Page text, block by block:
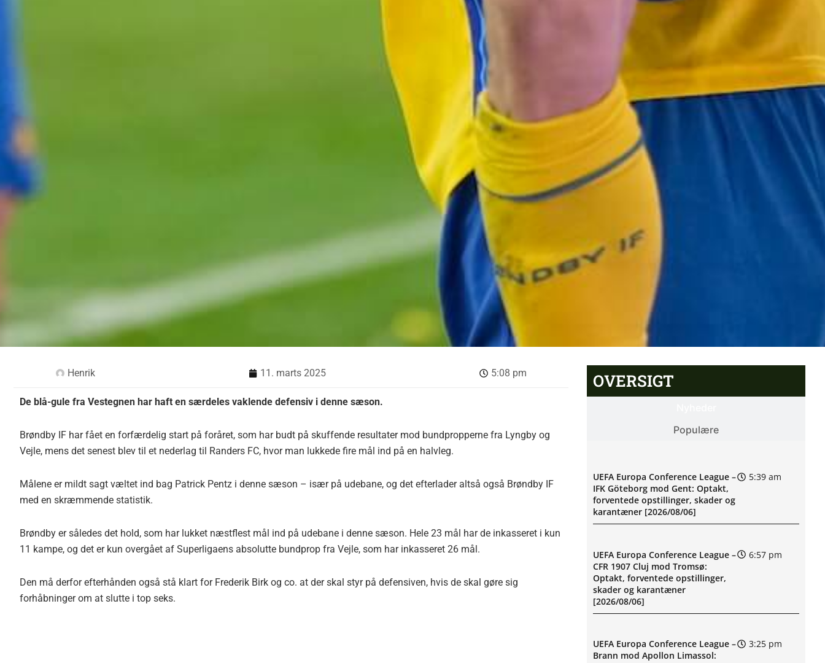
Henrik 11. marts 2025 5:08 pm
De blå-gule fra Vestegnen har haft en særdeles vaklende defensiv i denne sæson.
Brøndby IF har fået en forfærdelig start på foråret, som har budt på skuffende resultater mod bundpropperne fra Lyngby og
Vejle, mens det senest blev til et nederlag til Randers FC, hvor man lukkede fire mål ind på en halvleg.
Målene er mildt sagt væltet ind bag Patrick Pentz i denne sæson – især på udebane, og det efterlader altså også Brøndby IF
med en skræmmende statistik.
Brøndby er således det hold, som har lukket næstflest mål ind på udebane i denne sæson. Hele 23 mål har de inkasseret i kun
11 kampe, og det er kun overgået af Superligaens absolutte bundprop fra Vejle, som har inkasseret 26 mål.
Den må derfor efterhånden også stå klart for Frederik Birk og co. at der skal styr på defensiven, hvis de skal gøre sig
forhåbninger om at slutte i top seks.
OVERSIGT
Populære
UEFA Europa Conference League –
IFK Göteborg mod Gent: Optakt,
forventede opstillinger, skader og
karantæner [2026/08/06]
5:39 am
UEFA Europa Conference League –
CFR 1907 Cluj mod Tromsø:
Optakt, forventede opstillinger,
skader og karantæner
[2026/08/06]
6:57 pm
UEFA Europa Conference League –
Brann mod Apollon Limassol:
3:25 pm